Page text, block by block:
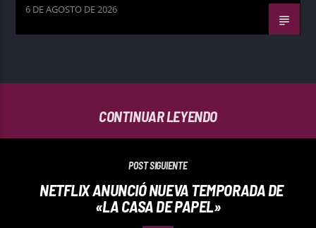
6 DE AGOSTO DE 2026
CONTINUAR LEYENDO
POST SIGUIENTE
NETFLIX ANUNCIÓ NUEVA TEMPORADA DE
«LA CASA DE PAPEL»